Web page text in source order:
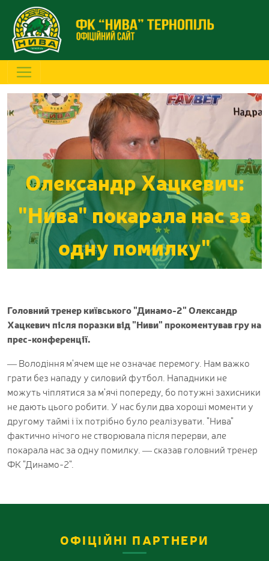
Олександр Хацкевич:
"Нива" покарала нас за
одну помилку"
Головний тренер київського "Динамо-2" Олександр
Хацкевич після поразки від "Ниви" прокоментував гру на
прес-конференції.
— Володіння м'ячем ще не означає перемогу. Нам важко
грати без нападу у силовий футбол. Нападники не
можуть чіплятися за м'ячі попереду, бо потужні захисники
не дають цього робити. У нас були два хороші моменти у
другому таймі і їх потрібно було реалізувати. "Нива"
фактично нічого не створювала після перерви, але
покарала нас за одну помилку. — сказав головний тренер
ФК "Динамо-2".
ОФІЦІЙНІ ПАРТНЕРИ